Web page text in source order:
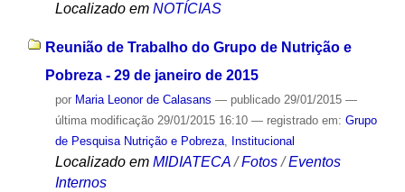
Localizado em NOTÍCIAS
Reunião de Trabalho do Grupo de Nutrição e
Pobreza - 29 de janeiro de 2015
por Maria Leonor de Calasans — publicado29/01/2015 —
última modificação29/01/2015 16:10 — registrado em: Grupo
de Pesquisa Nutrição e Pobreza, Institucional
Localizado em MIDIATECA /Fotos /Eventos
Internos